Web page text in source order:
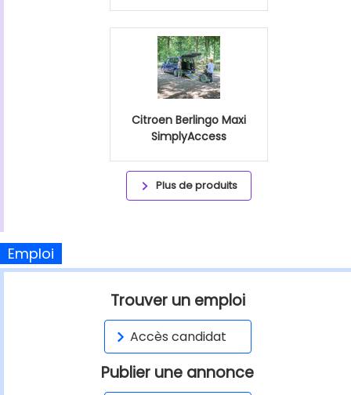
Citroen Berlingo Maxi
SimplyAccess
Plus de produits
Emploi
Trouver un emploi
Accès candidat
Publier une annonce